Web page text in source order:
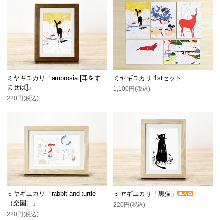
ミヤギユカリ「ambrosia [耳をす
ませば]」
220円(税込)
ミヤギユカリ 1stセット
1,100円(税込)
ミヤギユカリ「rabbit and turtle
（楽園）」
220円(税込)
ミヤギユカリ「黒猫」
220円(税込)